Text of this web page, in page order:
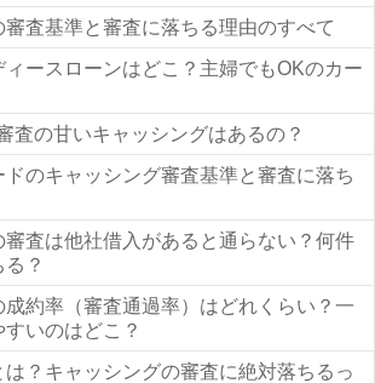
査基準と審査に落ちる理由のすべて
ースローンはどこ？主婦でもOKのカー
査の甘いキャッシングはあるの？
ドのキャッシング審査基準と審査に落ち
審査は他社借入があると通らない？何件
？
成約率（審査通過率）はどれくらい？一
いのはどこ？
？キャッシングの審査に絶対落ちるっ